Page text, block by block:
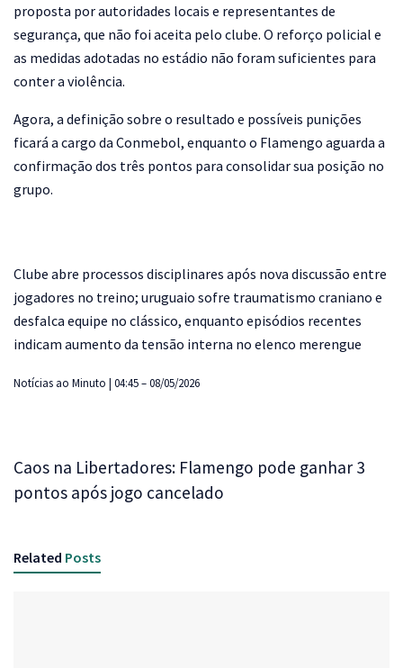
proposta por autoridades locais e representantes de
segurança, que não foi aceita pelo clube. O reforço policial e
as medidas adotadas no estádio não foram suficientes para
conter a violência.
Agora, a definição sobre o resultado e possíveis punições
ficará a cargo da Conmebol, enquanto o Flamengo aguarda a
confirmação dos três pontos para consolidar sua posição no
grupo.
Clube abre processos disciplinares após nova discussão entre
jogadores no treino; uruguaio sofre traumatismo craniano e
desfalca equipe no clássico, enquanto episódios recentes
indicam aumento da tensão interna no elenco merengue
Notícias ao Minuto | 04:45 – 08/05/2026
Caos na Libertadores: Flamengo pode ganhar 3
pontos após jogo cancelado
Related Posts